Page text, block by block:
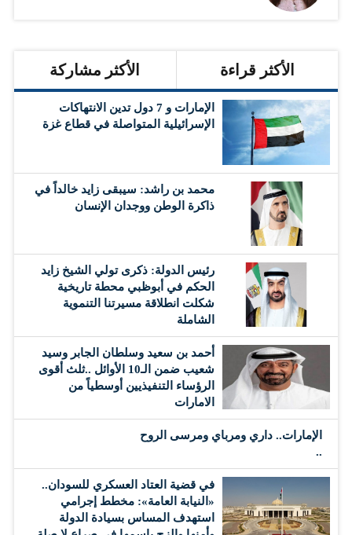
الأكثر قراءة الأكثر مشاركة
الإمارات و 7 دول تدين الانتهاكات
الإسرائيلية المتواصلة في قطاع غزة
محمد بن راشد: سيبقى زايد خالداً في
ذاكرة الوطن ووجدان الإنسان
رئيس الدولة: ذكرى تولي الشيخ زايد
الحكم في أبوظبي محطة تاريخية
شكلت انطلاقة مسيرتنا التنموية
الشاملة
أحمد بن سعيد وسلطان الجابر وسيد
شعيب ضمن الـ10 الأوائل ..ثلث أقوى
الرؤساء التنفيذيين أوسطياً من
الامارات
الإمارات.. داري ومرباي ومرسى الروح
..
في قضية العتاد العسكري للسودان..
«النيابة العامة»: مخطط إجرامي
استهدف المساس بسيادة الدولة